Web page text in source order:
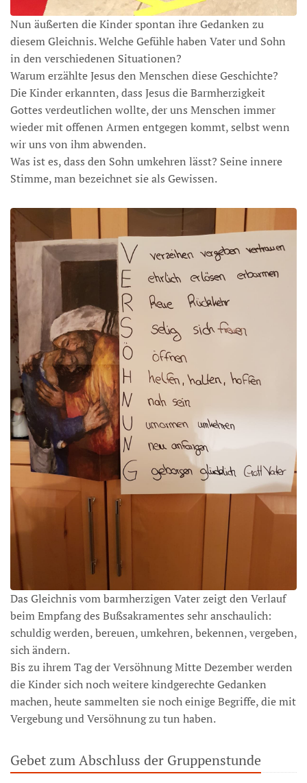
Nun äußerten die Kinder spontan ihre Gedanken zu
diesem Gleichnis. Welche Gefühle haben Vater und Sohn
in den verschiedenen Situationen?
Warum erzählte Jesus den Menschen diese Geschichte?
Die Kinder erkannten, dass Jesus die Barmherzigkeit
Gottes verdeutlichen wollte, der uns Menschen immer
wieder mit offenen Armen entgegen kommt, selbst wenn
wir uns von ihm abwenden.
Was ist es, dass den Sohn umkehren lässt? Seine innere
Stimme, man bezeichnet sie als Gewissen.
Das Gleichnis vom barmherzigen Vater zeigt den Verlauf
beim Empfang des Bußsakramentes sehr anschaulich:
schuldig werden, bereuen, umkehren, bekennen, vergeben,
sich ändern.
Bis zu ihrem Tag der Versöhnung Mitte Dezember werden
die Kinder sich noch weitere kindgerechte Gedanken
machen, heute sammelten sie noch einige Begriffe, die mit
Vergebung und Versöhnung zu tun haben.
Gebet zum Abschluss der Gruppenstunde